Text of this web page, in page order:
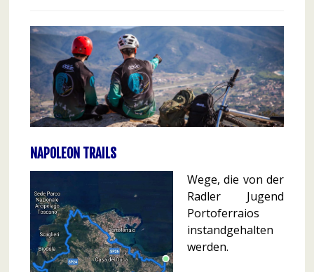
NAPOLEON TRAILS
Wege, die von der
Radler Jugend
Portoferraios
instandgehalten
werden.